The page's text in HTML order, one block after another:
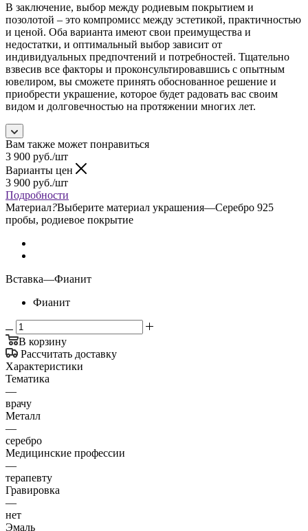
В заключение, выбор между родиевым покрытием и
позолотой – это компромисс между эстетикой, практичностью
и ценой. Оба варианта имеют свои преимущества и
недостатки, и оптимальный выбор зависит от
индивидуальных предпочтений и потребностей. Тщательно
взвесив все факторы и проконсультировавшись с опытным
ювелиром, вы сможете принять обоснованное решение и
приобрести украшение, которое будет радовать вас своим
видом и долговечностью на протяжении многих лет.
Вам также может понравиться
3 900 руб./шт
Варианты цен
3 900 руб./шт
Подробности
Материал?Выберите материал украшения—Серебро 925
пробы, родиевое покрытие
Вставка—Фианит
Фианит
В корзину
Рассчитать доставку
Характеристики
Тематика
—
врачу
Металл
—
серебро
Медицинские профессии
—
терапевту
Гравировка
—
нет
Эмаль